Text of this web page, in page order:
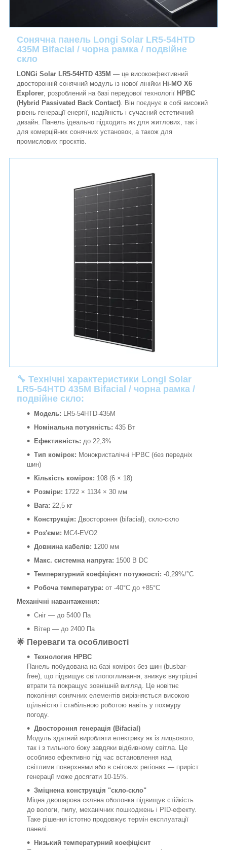
Сонячна панель Longi Solar LR5-54HTD
435M Bifacial / чорна рамка / подвійне
скло
LONGi Solar LR5-54HTD 435M — це високоефективний
двосторонній сонячний модуль із нової лінійки Hi-MO X6
Explorer , розроблений на базі передової технології HPBC
(Hybrid Passivated Back Contact) . Він поєднує в собі високий
рівень генерації енергії, надійність і сучасний естетичний
дизайн. Панель ідеально підходить як для житлових, так і
для комерційних сонячних установок, а також для
промислових проєктів.
🔧 Технічні характеристики Longi Solar
LR5-54HTD 435M Bifacial / чорна рамка /
подвійне скло:
Модель: LR5-54HTD-435M
Номінальна потужність: 435 Вт
Ефективність: до 22,3%
Тип комірок: Монокристалічні HPBC (без передніх
шин)
Кількість комірок: 108 (6 × 18)
Розміри: 1722 × 1134 × 30 мм
Вага: 22,5 кг
Конструкція: Двостороння (bifacial), скло-скло
Роз'єми: MC4-EVO2
Довжина кабелів: 1200 мм
Макс. системна напруга: 1500 В DC
Температурний коефіцієнт потужності: -0,29%/°C
Робоча температура: от -40°C до +85°C
Механічні навантаження:
Сніг — до 5400 Па
Вітер — до 2400 Па
🌟 Переваги та особливості
Технология HPBC
Панель побудована на базі комірок без шин (busbar-
free), що підвищує світлопоглинання, знижує внутрішні
втрати та покращує зовнішній вигляд. Це новітнє
покоління сонячних елементів вирізняється високою
щільністю і стабільною роботою навіть у похмуру
погоду.
Двостороння генерація (Bifacial)
Модуль здатний виробляти електрику як із лицьового,
так і з тильного боку завдяки відбивному світла. Це
особливо ефективно під час встановлення над
світлими поверхнями або в снігових регіонах — приріст
генерації може досягати 10-15%.
Зміцнена конструкція "скло-скло"
Міцна двошарова скляна оболонка підвищує стійкість
до вологи, пилу, механічних пошкоджень і PID-ефекту.
Таке рішення істотно продовжує термін експлуатації
панелі.
Низький температурний коефіцієнт